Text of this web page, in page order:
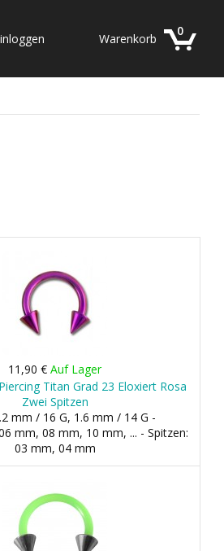
0
Warenkorb
11,90 €Auf Lager
Titan Grad 23 Eloxiert Rosa
Zwei Spitzen
mm / 16 G, 1.6 mm / 14 G -
mm, 08 mm, 10 mm, ... - Spitzen:
03 mm, 04 mm